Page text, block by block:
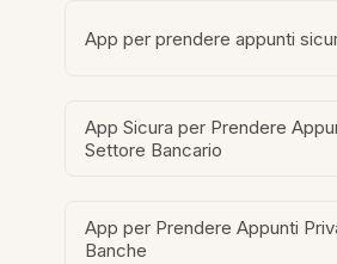
App per prendere appunti
App Sicura per Prendere
Settore Bancario
App per Prendere Appunti
Banche